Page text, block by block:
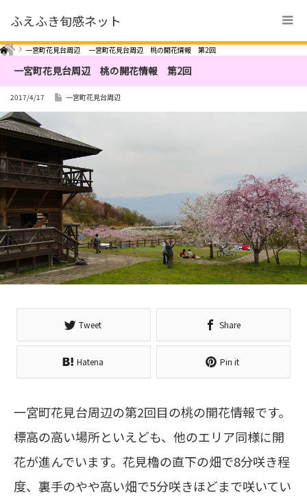
ふえふき旬感ネット
Home 一宮町花見台周辺 一宮町花見台周辺 桃の開花情報 第2回
一宮町花見台周辺 桃の開花情報 第2回
2017/4/17 一宮町花見台周辺
Tweet Share
Hatena Pin it
一宮町花見台周辺の第2回目の桃の開花情報です。
標高の高い場所といえども、他のエリア同様に開
花が進んでいます。花見櫓の直下の畑で8分咲き程
度、裏手のやや高い畑で5分咲きほどまで咲いてい